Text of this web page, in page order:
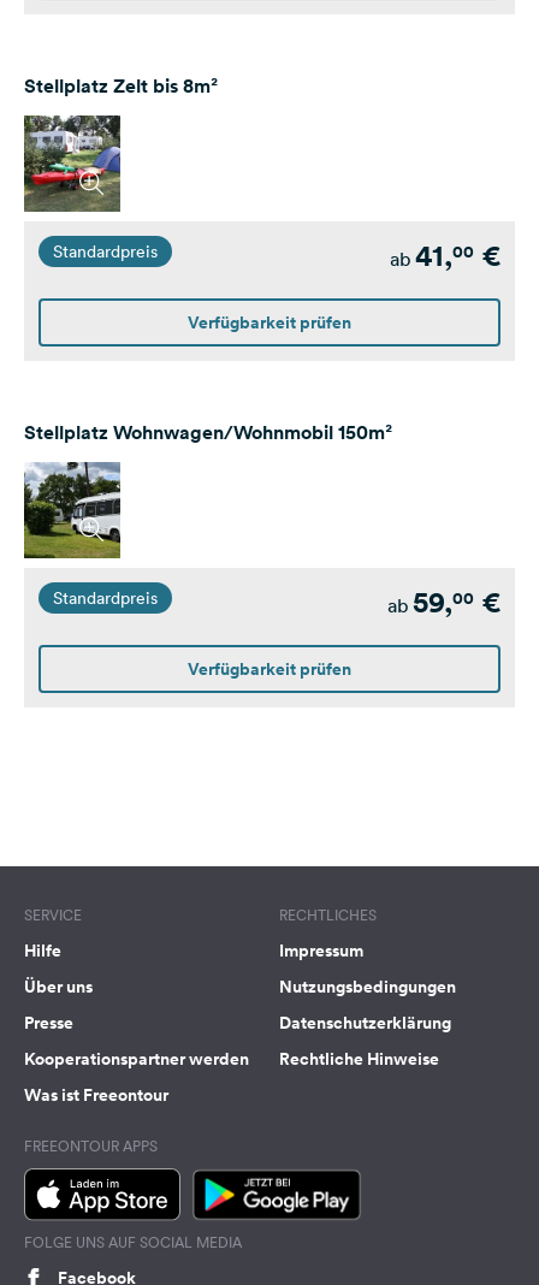
Stellplatz Zelt bis 8m²
Standardpreis ab 41,00 €
Verfügbarkeit prüfen
Stellplatz Wohnwagen/Wohnmobil 150m²
Standardpreis ab 59,00 €
Verfügbarkeit prüfen
SERVICE
Hilfe
Über uns
Presse
Kooperationspartner werden
Was ist Freeontour
RECHTLICHES
Impressum
Nutzungsbedingungen
Datenschutzerklärung
Rechtliche Hinweise
FREEONTOUR APPS
FOLGE UNS AUF SOCIAL MEDIA
Facebook